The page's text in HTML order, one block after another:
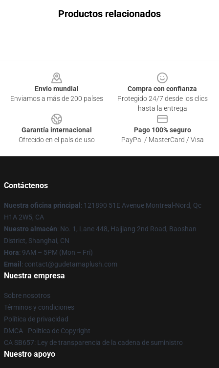
Productos relacionados
Envío mundial
Enviamos a más de 200 países
Compra con confianza
Protegido 24/7 desde los clics
hasta la entrega
Garantía internacional
Ofrecido en el país de uso
Pago 100% seguro
PayPal / MasterCard / Visa
Contáctenos
Nuestra oficina principal: 121890 51E Avenue Montreal-Nord, Qc
H1A 2W5, CA
Nuestro almacén: No. 1, Lane 448, Haijiang 2nd Road, Baoshan
District, Shanghai, CN
Hora: 9AM – 5PM (Mon – Fri)
Email: contact@gudetamaplush.com
Nuestra empresa
Sobre nosotros
Términos y condiciones
Política de privacidad
DMCA - Política de Copyright
CA SB657: Ley de transparencia de la cadena de suministro
Nuestro apoyo